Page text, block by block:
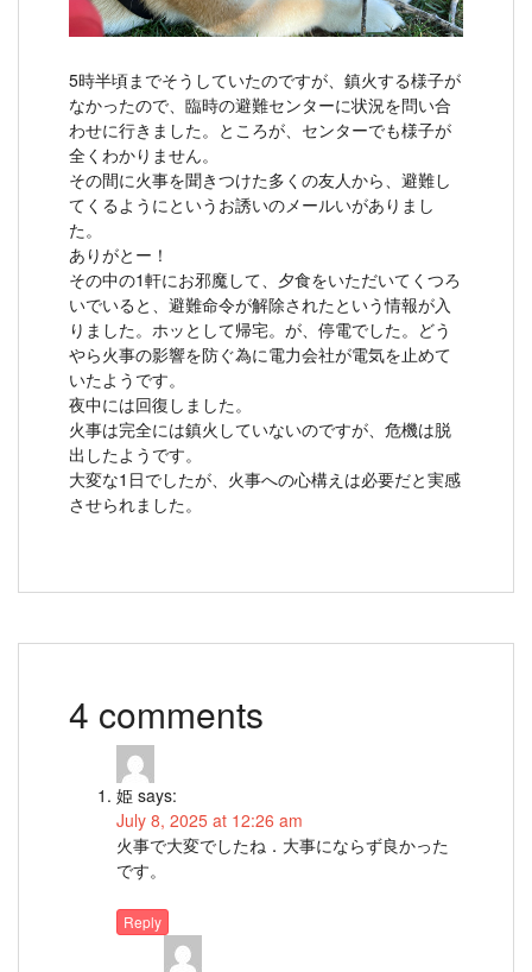
5時半頃までそうしていたのですが、鎮火する様子が
なかったので、臨時の避難センターに状況を問い合
わせに行きました。ところが、センターでも様子が
全くわかりません。
その間に火事を聞きつけた多くの友人から、避難し
てくるようにというお誘いのメールいがありまし
た。
ありがとー！
その中の1軒にお邪魔して、夕食をいただいてくつろ
いでいると、避難命令が解除されたという情報が入
りました。ホッとして帰宅。が、停電でした。どう
やら火事の影響を防ぐ為に電力会社が電気を止めて
いたようです。
夜中には回復しました。
火事は完全には鎮火していないのですが、危機は脱
出したようです。
大変な1日でしたが、火事への心構えは必要だと実感
させられました。
4 comments
姫 says:
July 8, 2025 at 12:26 am
火事で大変でしたね．大事にならず良かった
です。
Reply